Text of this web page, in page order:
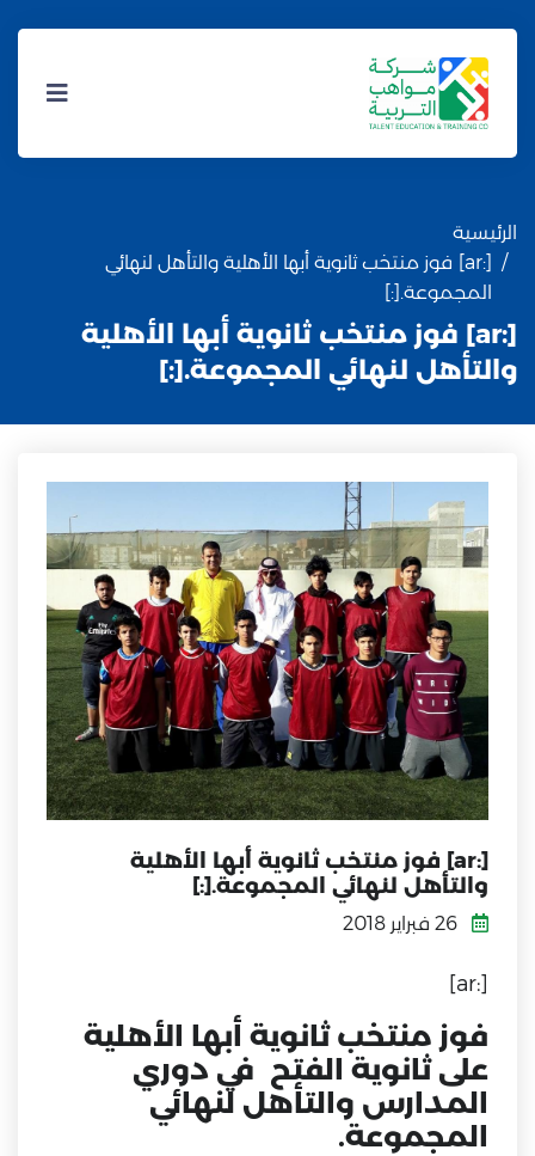
الرئيسية
[:ar] فوز منتخب ثانوية أبها الأهلية والتأهل لنهائي
المجموعة.[:]
[:ar] فوز منتخب ثانوية أبها الأهلية
والتأهل لنهائي المجموعة.[:]
[:ar] فوز منتخب ثانوية أبها الأهلية
والتأهل لنهائي المجموعة.[:]
[:ar]
فوز منتخب ثانوية أبها الأهلية
على ثانوية الفتح في دوري
المدارس والتأهل لنهائي
المجموعة.